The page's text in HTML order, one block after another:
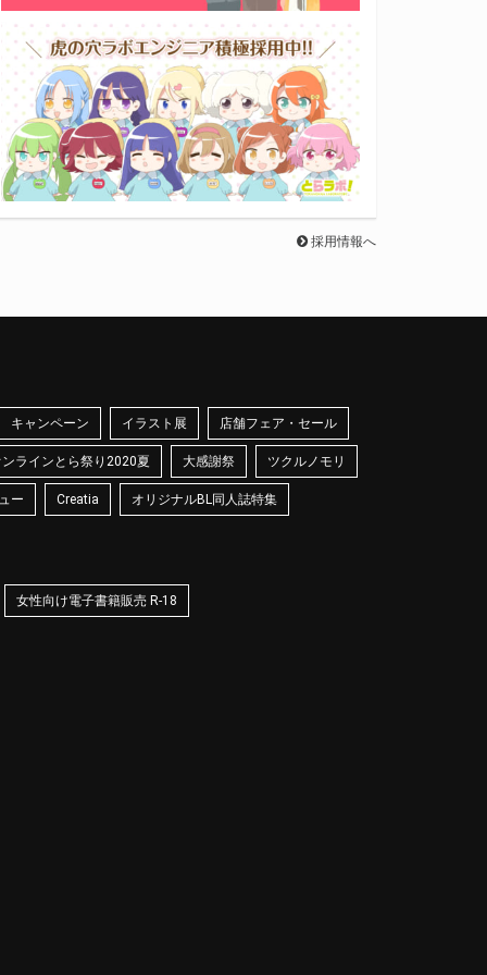
採用情報へ
キャンペーン イラスト展 店舗フェア・セール
ラインとら祭り2020夏 大感謝祭 ツクルノモリ
ー Creatia オリジナルBL同人誌特集
女性向け電子書籍販売 R-18